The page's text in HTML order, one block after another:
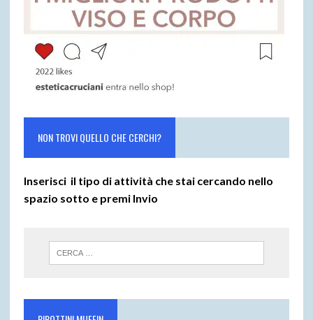
NON TROVI QUELLO CHE CERCHI?
Inserisci il tipo di attività che stai cercando nello
spazio sotto e premi Invio